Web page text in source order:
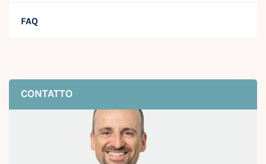
FAQ
CONTATTO